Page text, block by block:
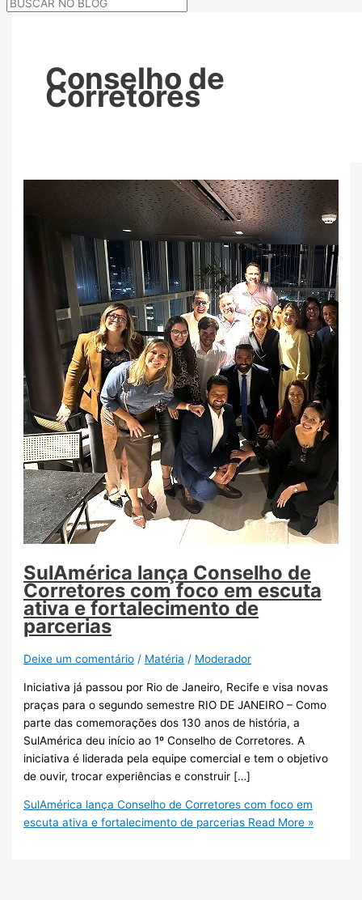
Conselho de
Corretores
SulAmérica lança Conselho de
Corretores com foco em escuta
ativa e fortalecimento de
parcerias
Deixe um comentário / Matéria / Moderador
Iniciativa já passou por Rio de Janeiro, Recife e visa novas
praças para o segundo semestre RIO DE JANEIRO – Como
parte das comemorações dos 130 anos de história, a
SulAmérica deu início ao 1º Conselho de Corretores. A
iniciativa é liderada pela equipe comercial e tem o objetivo
de ouvir, trocar experiências e construir […]
SulAmérica lança Conselho de Corretores com foco em
escuta ativa e fortalecimento de parcerias Read More »